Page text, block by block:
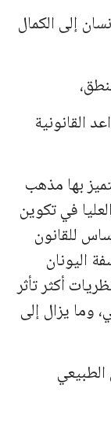
إلى الكمال
القانونية
بها مذهب
في تكوين
للقانون
اليونان
أكثر تأثر
وما يزال إلى
الطبيعي